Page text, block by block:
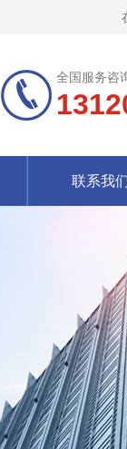
全国服务咨
联系我